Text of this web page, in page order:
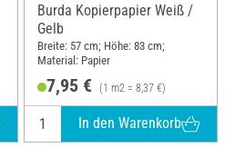
Burda Kopierpapier Weiß /
Gelb
Breite: 57 cm; Höhe: 83 cm;
Material: Papier
7,95 € (1 m2 = 8,37 €)
In den Warenkorb